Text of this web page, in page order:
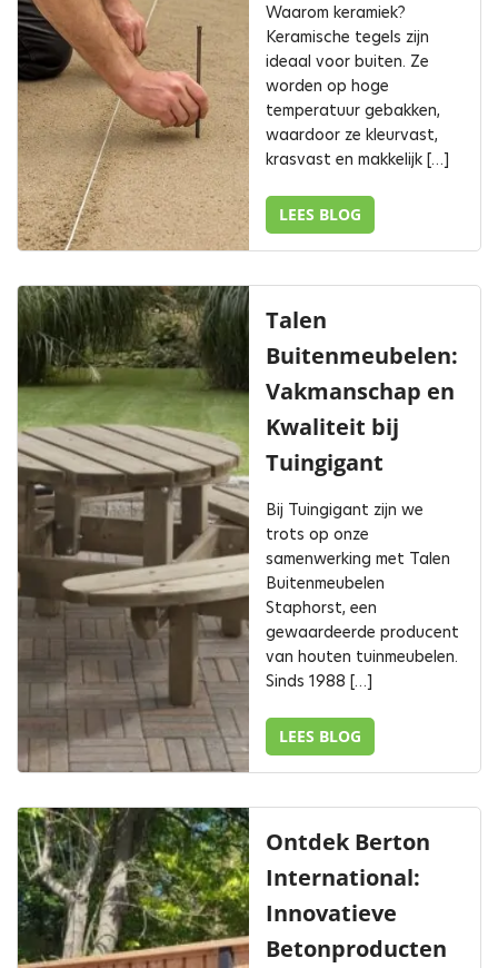
Waarom keramiek?
Keramische tegels zijn
ideaal voor buiten. Ze
worden op hoge
temperatuur gebakken,
waardoor ze kleurvast,
krasvast en makkelijk […]
LEES BLOG
Talen
Buitenmeubelen:
Vakmanschap en
Kwaliteit bij
Tuingigant
Bij Tuingigant zijn we
trots op onze
samenwerking met Talen
Buitenmeubelen
Staphorst, een
gewaardeerde producent
van houten tuinmeubelen.
Sinds 1988 […]
LEES BLOG
Ontdek Berton
International:
Innovatieve
Betonproducten